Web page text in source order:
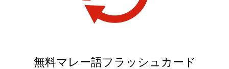
無料マレー語フラッシュカード